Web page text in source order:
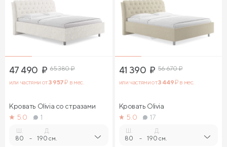
47 490 ₽ 65 380₽
или частями от3 957₽ в мес.
Кровать Olivia со стразами
5.0
1
80 -
Д.
190 см.
41 390 ₽ 56 670₽
или частями от3 449₽ в мес.
Кровать Olivia
5.0
17
80 -
Д.
190 см.